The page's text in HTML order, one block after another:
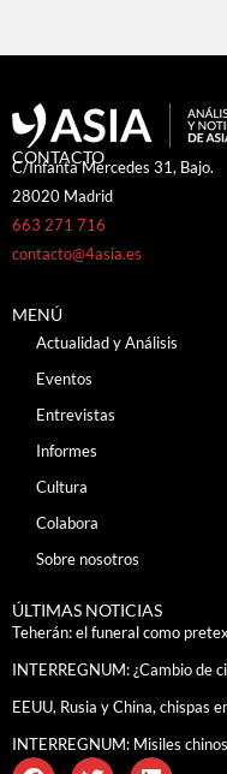
CONTACTO
C/Infanta Mercedes 31, Bajo.
28020 Madrid
663 271 716
contacto@4asia.es
MENÚ
Actualidad y Análisis
Eventos
Entrevistas
Informes
Cultura
Colabora
Sobre nosotros
ÚLTIMAS NOTICIAS
Teherán: el funeral como
INTERREGNUM: ¿Cambio de
EEUU, Rusia y China, chispas
INTERREGNUM: Misiles